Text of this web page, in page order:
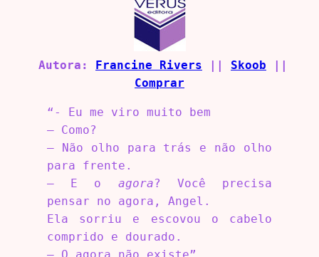
Autora: Francine Rivers Skoob
Comprar
“- Eu me viro muito bem
– Como?
– Não olho para trás e não olho
para frente.
– E o agora? Você precisa
pensar no agora, Angel.
Ela sorriu e escovou o cabelo
comprido e dourado.